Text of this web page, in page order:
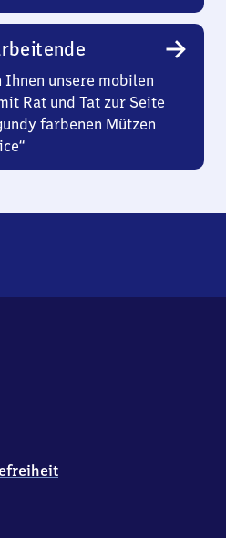
unsere mobilen
Rat und Tat zur Seite
farbenen Mützen